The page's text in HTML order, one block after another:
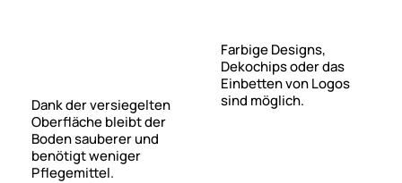
Dank der versiegelten
Oberfläche bleibt der
Boden sauberer und
benötigt weniger
Pflegemittel.
Farbige Designs,
Dekochips oder das
Einbetten von Logos
sind möglich.